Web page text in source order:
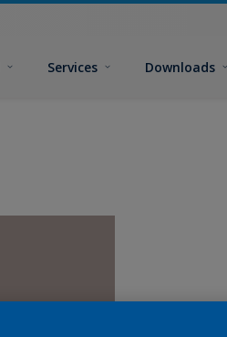
Services Downloads